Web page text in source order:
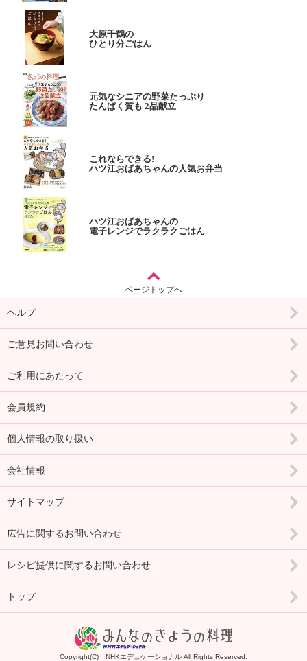
大原千鶴の
ひとり分ごはん
元気なシニアの野菜たっぷり
たんぱく質も 2品献立
これならできる!
ハツ江おばあちゃんの人気お弁当
ハツ江おばあちゃんの
電子レンジでラクラクごはん
ページトップへ
ヘルプ
ご意見お問い合わせ
ご利用にあたって
会員規約
個人情報の取り扱い
会社情報
サイトマップ
広告に関するお問い合わせ
レシピ提供に関するお問い合わせ
トップ
Copyright(C) NHKエデュケーショナル All Rights Reserved.